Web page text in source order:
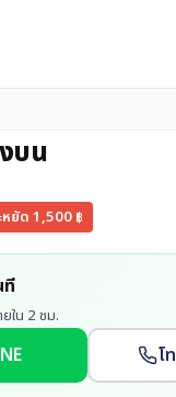
บน
หยัด1,500 ฿
ที
ใน 2 ชม.
โ